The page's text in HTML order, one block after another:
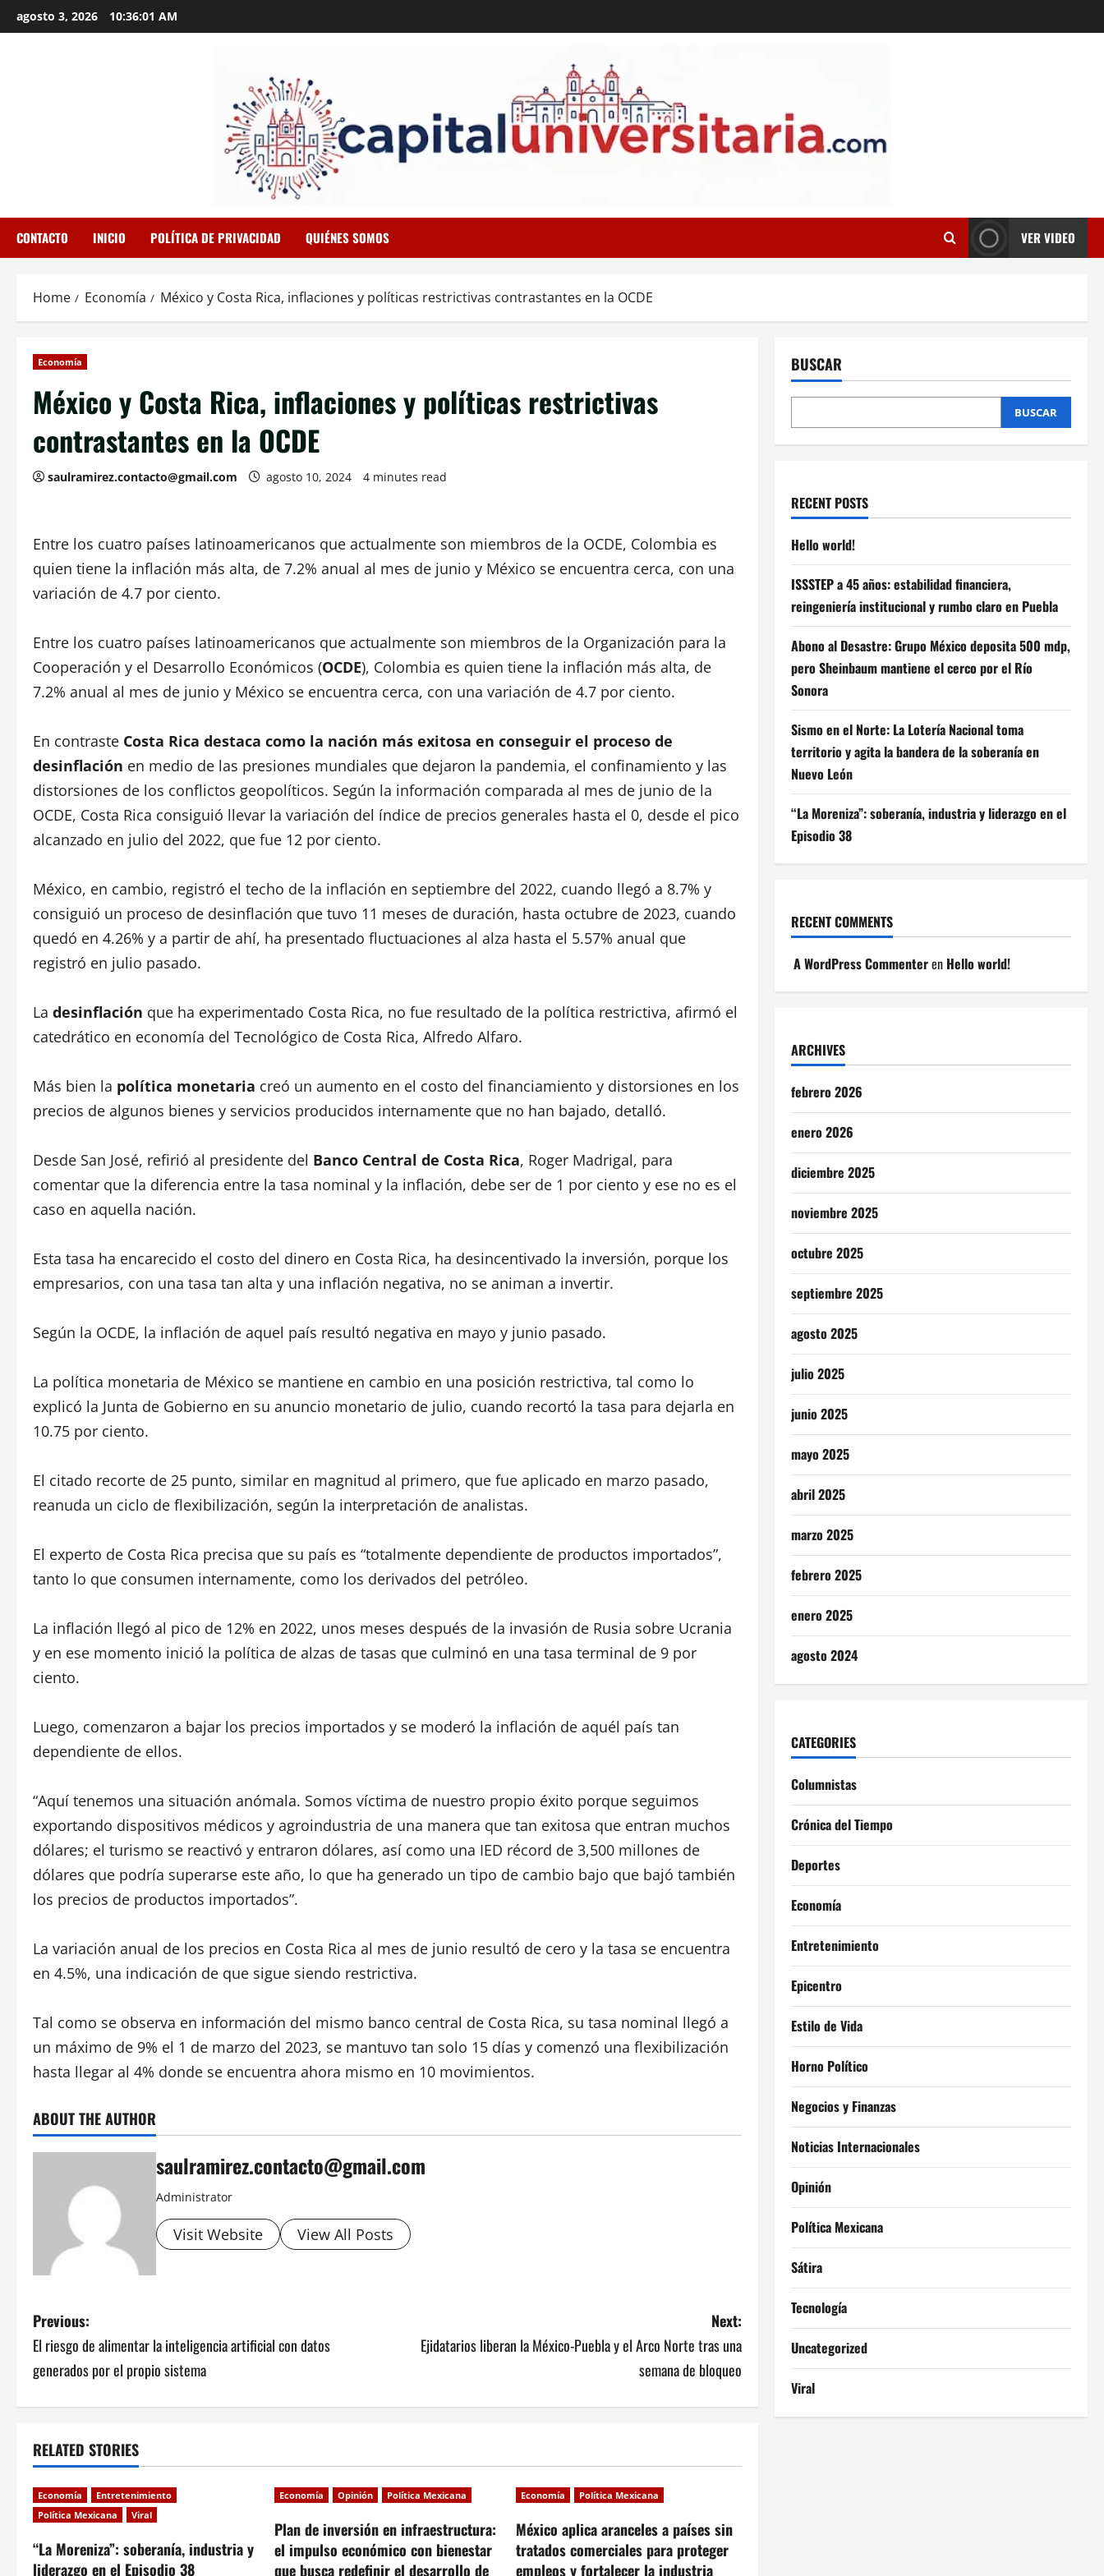
Skip
to
agosto 3, 2026 10:36:02 AM
CONTACTO INICIO POLÍTICA DE PRIVACIDAD QUIÉNES SOMOS VER VIDEO
Home Economía México y Costa Rica, inflaciones y políticas restrictivas contrastantes en la OCDE
Economía
México y Costa Rica, inflaciones y políticas restrictivas
contrastantes en la OCDE
saulramirez.contacto@gmail.com agosto 10, 2024 4 minutes read
Entre los cuatro países latinoamericanos que actualmente son miembros de la OCDE, Colombia es
quien tiene la inflación más alta, de 7.2% anual al mes de junio y México se encuentra cerca, con una
variación de 4.7 por ciento.
Entre los cuatro países latinoamericanos que actualmente son miembros de la Organización para la
Cooperación y el Desarrollo Económicos (OCDE), Colombia es quien tiene la inflación más alta, de
7.2% anual al mes de junio y México se encuentra cerca, con una variación de 4.7 por ciento.
En contraste Costa Rica destaca como la nación más exitosa en conseguir el proceso de
desinflación en medio de las presiones mundiales que dejaron la pandemia, el confinamiento y las
distorsiones de los conflictos geopolíticos. Según la información comparada al mes de junio de la
OCDE, Costa Rica consiguió llevar la variación del índice de precios generales hasta el 0, desde el pico
alcanzado en julio del 2022, que fue 12 por ciento.
México, en cambio, registró el techo de la inflación en septiembre del 2022, cuando llegó a 8.7% y
consiguió un proceso de desinflación que tuvo 11 meses de duración, hasta octubre de 2023, cuando
quedó en 4.26% y a partir de ahí, ha presentado fluctuaciones al alza hasta el 5.57% anual que
registró en julio pasado.
La desinflación que ha experimentado Costa Rica, no fue resultado de la política restrictiva, afirmó el
catedrático en economía del Tecnológico de Costa Rica, Alfredo Alfaro.
Más bien la política monetaria creó un aumento en el costo del financiamiento y distorsiones en los
precios de algunos bienes y servicios producidos internamente que no han bajado, detalló.
Desde San José, refirió al presidente del Banco Central de Costa Rica, Roger Madrigal, para
comentar que la diferencia entre la tasa nominal y la inflación, debe ser de 1 por ciento y ese no es el
caso en aquella nación.
Esta tasa ha encarecido el costo del dinero en Costa Rica, ha desincentivado la inversión, porque los
empresarios, con una tasa tan alta y una inflación negativa, no se animan a invertir.
Según la OCDE, la inflación de aquel país resultó negativa en mayo y junio pasado.
La política monetaria de México se mantiene en cambio en una posición restrictiva, tal como lo
explicó la Junta de Gobierno en su anuncio monetario de julio, cuando recortó la tasa para dejarla en
10.75 por ciento.
El citado recorte de 25 punto, similar en magnitud al primero, que fue aplicado en marzo pasado,
reanuda un ciclo de flexibilización, según la interpretación de analistas.
El experto de Costa Rica precisa que su país es “totalmente dependiente de productos importados”,
tanto lo que consumen internamente, como los derivados del petróleo.
La inflación llegó al pico de 12% en 2022, unos meses después de la invasión de Rusia sobre Ucrania
y en ese momento inició la política de alzas de tasas que culminó en una tasa terminal de 9 por
ciento.
Luego, comenzaron a bajar los precios importados y se moderó la inflación de aquél país tan
dependiente de ellos.
“Aquí tenemos una situación anómala. Somos víctima de nuestro propio éxito porque seguimos
exportando dispositivos médicos y agroindustria de una manera que tan exitosa que entran muchos
dólares; el turismo se reactivó y entraron dólares, así como una IED récord de 3,500 millones de
dólares que podría superarse este año, lo que ha generado un tipo de cambio bajo que bajó también
los precios de productos importados”.
La variación anual de los precios en Costa Rica al mes de junio resultó de cero y la tasa se encuentra
en 4.5%, una indicación de que sigue siendo restrictiva.
Tal como se observa en información del mismo banco central de Costa Rica, su tasa nominal llegó a
un máximo de 9% el 1 de marzo del 2023, se mantuvo tan solo 15 días y comenzó una flexibilización
hasta llegar al 4% donde se encuentra ahora mismo en 10 movimientos.
ABOUT THE AUTHOR
saulramirez.contacto@gmail.com
Administrator
Visit Website View All Posts
P
o
n
a
v
i
Previous:
El riesgo de alimentar la inteligencia artificial con datos
generados por el propio sistema
Next:
Ejidatarios liberan la México-Puebla y el Arco Norte tras una
semana de bloqueo
RELATED STORIES
Economía
Entretenimiento
Política Mexicana
Viral
“La Moreniza”: soberanía, industria y
liderazgo en el Episodio 38
Economía Opinión Política Mexicana
Plan de inversión en infraestructura:
el impulso económico con bienestar
que busca redefinir el desarrollo de
Economía Política Mexicana
México aplica aranceles a países sin
tratados comerciales para proteger
empleos y fortalecer la industria
BUSCAR
BUSCAR
RECENT POSTS
Hello world!
ISSSTEP a 45 años: estabilidad financiera,
reingeniería institucional y rumbo claro en Puebla
Abono al Desastre: Grupo México deposita 500 mdp,
pero Sheinbaum mantiene el cerco por el Río
Sonora
Sismo en el Norte: La Lotería Nacional toma
territorio y agita la bandera de la soberanía en
Nuevo León
“La Moreniza”: soberanía, industria y liderazgo en el
Episodio 38
RECENT COMMENTS
A WordPress Commenteren Hello world!
ARCHIVES
febrero 2026
enero 2026
diciembre 2025
noviembre 2025
octubre 2025
septiembre 2025
agosto 2025
julio 2025
junio 2025
mayo 2025
abril 2025
marzo 2025
febrero 2025
enero 2025
agosto 2024
CATEGORIES
Columnistas
Crónica del Tiempo
Deportes
Economía
Entretenimiento
Epicentro
Estilo de Vida
Horno Político
Negocios y Finanzas
Noticias Internacionales
Opinión
Política Mexicana
Sátira
Tecnología
Uncategorized
Viral